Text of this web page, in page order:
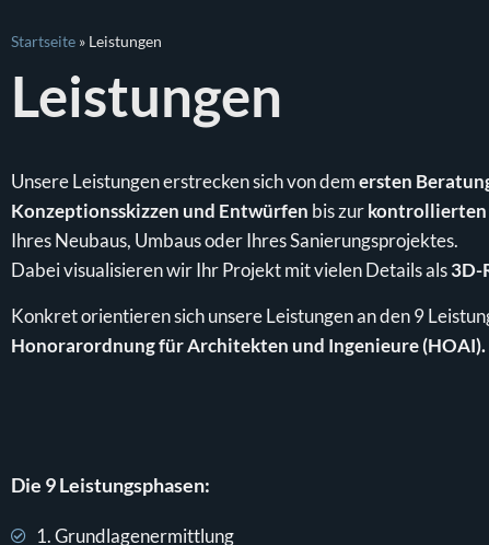
Startseite » Leistungen
Leistungen
Unsere Leistungen erstrecken sich von demersten
Konzeptionsskizzen und Entwürfen bis zurkontrollierten
Ihres Neubaus, Umbaus oder Ihres Sanierungsprojektes.
Dabei visualisieren wir Ihr Projekt mit vielen Details als3D-
Konkret orientieren sich unsere Leistungen an den 9
Honorarordnung für Architekten und Ingenieure (HOAI).
Die 9 Leistungsphasen:
1. Grundlagenermittlung